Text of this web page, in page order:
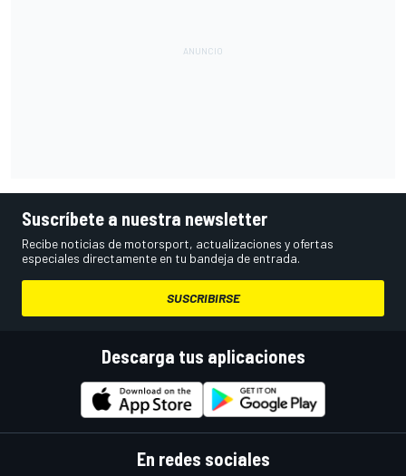
Suscríbete a nuestra newsletter
Recibe noticias de motorsport, actualizaciones y ofertas
especiales directamente en tu bandeja de entrada.
SUSCRIBIRSE
Descarga tus aplicaciones
En redes sociales